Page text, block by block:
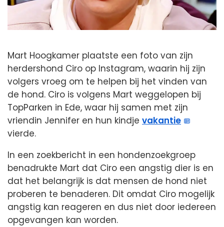
Mart Hoogkamer plaatste een foto van zijn
herdershond Ciro op Instagram, waarin hij zijn
volgers vroeg om te helpen bij het vinden van
de hond. Ciro is volgens Mart weggelopen bij
TopParken in Ede, waar hij samen met zijn
vriendin Jennifer en hun kindje vakantie
vierde.
In een zoekbericht in een hondenzoekgroep
benadrukte Mart dat Ciro een angstig dier is en
dat het belangrijk is dat mensen de hond niet
proberen te benaderen. Dit omdat Ciro mogelijk
angstig kan reageren en dus niet door iedereen
opgevangen kan worden.